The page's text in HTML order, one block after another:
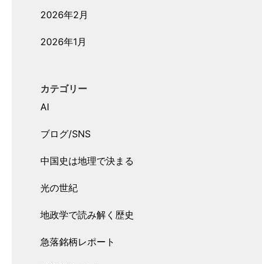
2026年2月
2026年1月
カテゴリー
AI
ブログ/SNS
中国史は地理で決まる
光の世紀
地政学で読み解く歴史
急落銘柄レポート